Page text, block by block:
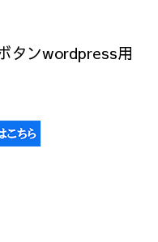
タンwordpress用